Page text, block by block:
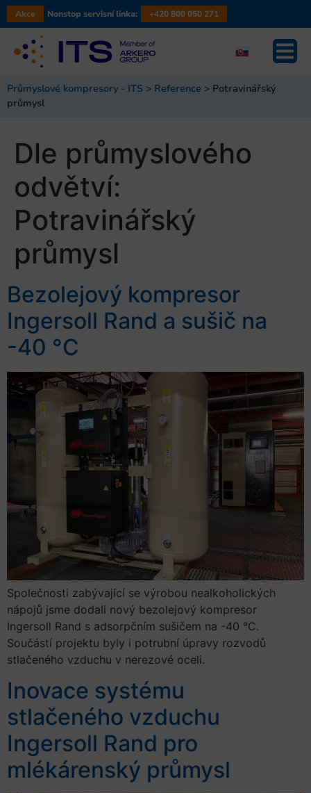
Akce Nonstop servisní linka: +420 800 050 271
Průmyslové kompresory - ITS > Reference > Potravinářský
průmysl
Dle průmyslového
odvětví:
Potravinářský
průmysl
Bezolejový kompresor
Ingersoll Rand a sušič na
-40 °C
Společnosti zabývající se výrobou nealkoholických
nápojů jsme dodali nový bezolejový kompresor
Ingersoll Rand s adsorpčním sušičem na -40 °C.
Součástí projektu byly i potrubní úpravy rozvodů
stlačeného vzduchu v nerezové oceli.
Inovace systému
stlačeného vzduchu
Ingersoll Rand pro
mlékárenský průmysl